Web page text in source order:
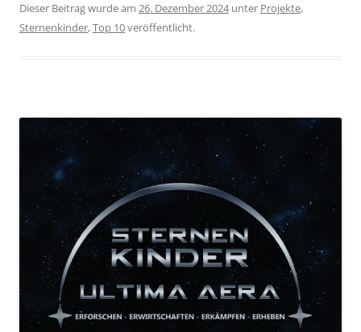
Dieser Beitrag wurde am 26. Dezember 2024unter Projekte,
Sternenkinder,Top 10veröffentlicht.